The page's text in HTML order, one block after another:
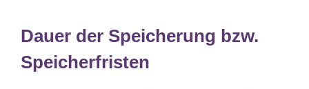
Dauer der Speicherung bzw.
Speicherfristen